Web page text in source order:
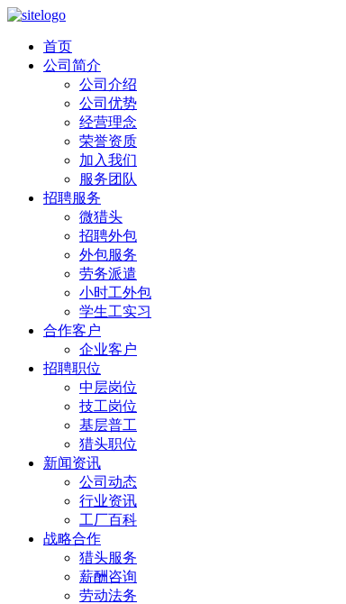
首页
公司简介
公司介绍
公司优势
经营理念
荣誉资质
加入我们
服务团队
招聘服务
微猎头
招聘外包
外包服务
劳务派遣
小时工外包
学生工实习
合作客户
企业客户
招聘职位
中层岗位
技工岗位
基层普工
猎头职位
新闻资讯
公司动态
行业资讯
工厂百科
战略合作
猎头服务
薪酬咨询
劳动法务